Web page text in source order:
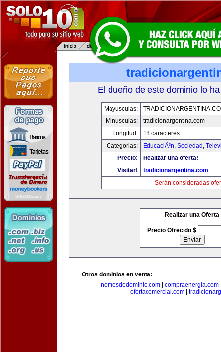
El dueño de este dominio lo
Mayusculas:
Minusculas:
tradicionargentina.com
Longitud:
18 caracteres
Categorias:
EducaciÃ³n, Sociedad ,
Precio:
Realizar una oferta!
Visitar!
tradicionargentina.com
Serán consideradas
Realizar una Oferta
Precio Ofrecido $
Otros dominios en venta:
nomesdedominio.com| compraenergia.com
ofertacomercial.com